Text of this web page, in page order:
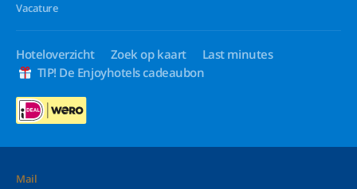
Vacature
Hoteloverzicht Zoek op kaart
Last minutes
TIP! De Enjoyhotels cadeaubon
Mail